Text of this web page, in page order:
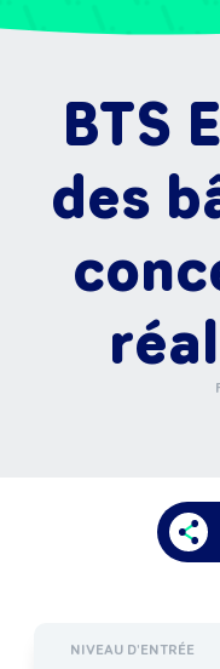
BTS
des
NIVEAU D'ENTRÉE